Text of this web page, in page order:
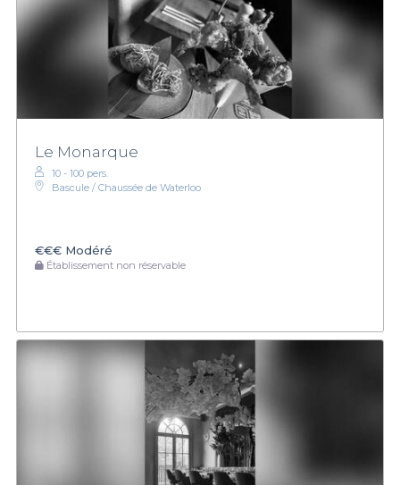
Le Monarque
10 - 100 pers.
Bascule / Chaussée de Waterloo
€€€ Modéré
Établissement non réservable